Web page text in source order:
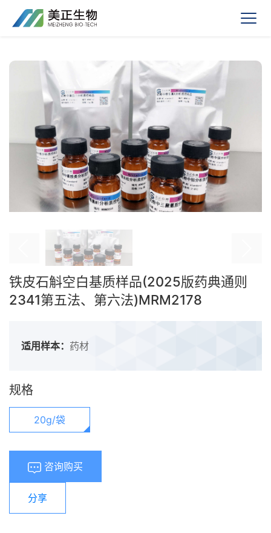
铁皮石斛空白基质样品(2025版药典通则
2341第五法、第六法)MRM2178
适用样本： 药材
规格
20g/袋
咨询购买
分享